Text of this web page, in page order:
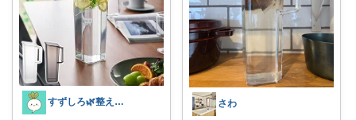
すずしろ🌿整えながら、ゆるく暮らす さわ